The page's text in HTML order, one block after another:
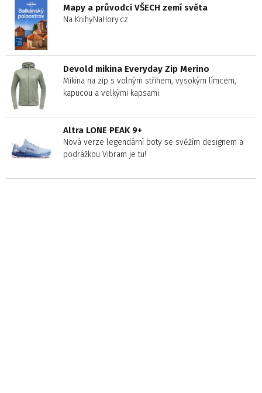
Mapy a průvodci VŠECH zemí světa
Na KnihyNaHory.cz
Devold mikina Everyday Zip Merino
Mikina na zip s volným střihem, vysokým límcem,
kapucou a velkými kapsami.
Altra LONE PEAK 9+
Nová verze legendární boty se svěžím designem a
podrážkou Vibram je tu!